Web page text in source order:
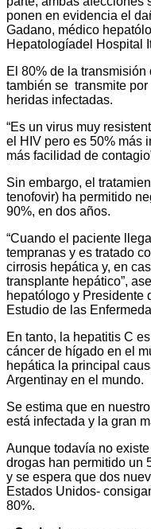
ponen en evidencia el
Gadano, médico
Hepatologíadel Hospital
El 80% de la
también se transmite
heridas infectadas.
“Es un virus muy
el HIV pero es 50% más
más facilidad de
Sin embargo, el
tenofovir) ha permitido
90%, en dos años.
“Cuando el paciente
tempranas y es tratado
cirrosis hepática y, en
transplante hepático”,
hepatólogo y Presidente
Estudio de las
En tanto, la hepatitis C
cáncer de hígado en el
hepática la principal
Argentinay en el mundo.
Se estima que en
está infectada y la gran
Aunque todavía no
drogas han permitido un
y se espera que dos
Estados Unidos-
80%.